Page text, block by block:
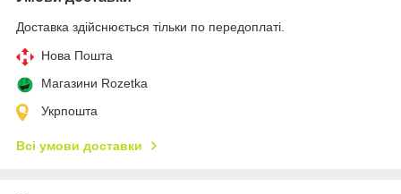
Доставка здійснюється тільки по передоплаті.
Нова Пошта
Магазини Rozetka
Укрпошта
Всі умови доставки